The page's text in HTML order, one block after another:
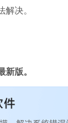
决。
版。